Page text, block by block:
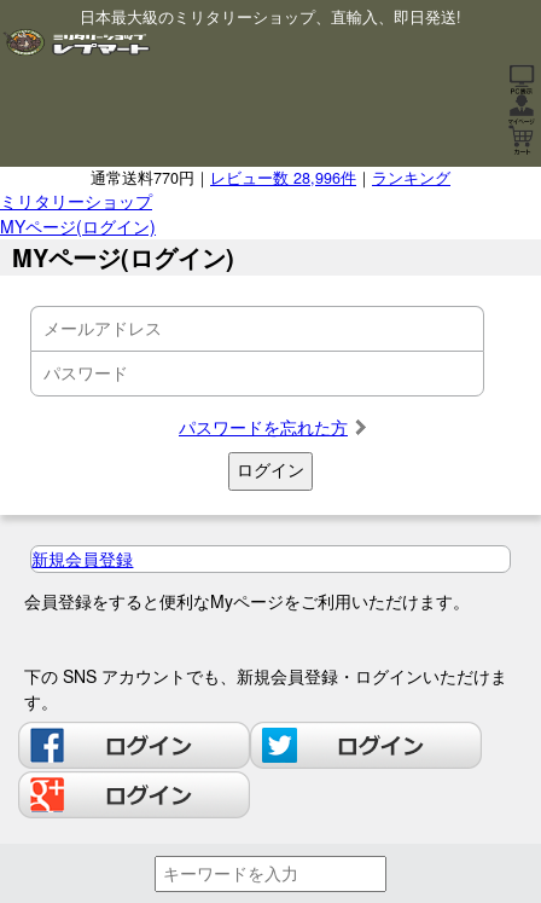
日本最大級のミリタリーショップ、直輸入、即日発送!
通常送料770円｜ レビュー数 28,996件 ｜ ランキング
ミリタリーショップ
MYページ(ログイン)
MYページ(ログイン)
パスワードを忘れた方
新規会員登録
会員登録をすると便利なMyページをご利用いただけます。
下の SNS アカウントでも、新規会員登録・ログインいただけま
す。